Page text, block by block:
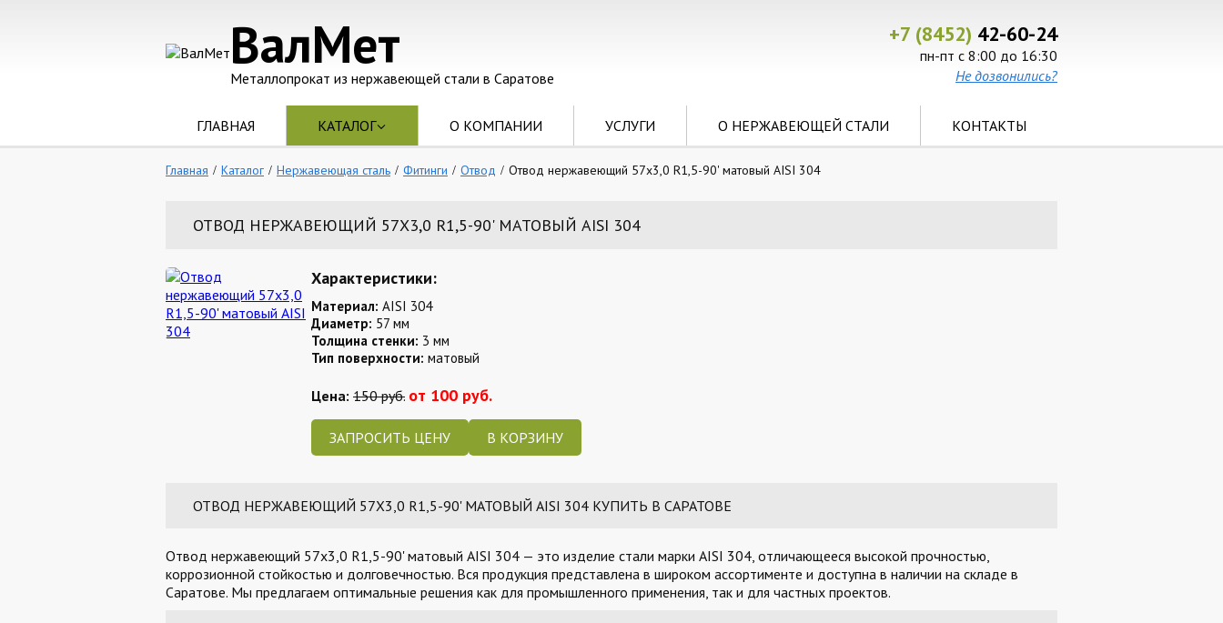
ВалМет
Металлопрокат из нержавеющей стали в Саратове
+7 (8452) 42-60-24
пн-пт с 8:00 до 16:30
Не дозвонились?
ГЛАВНАЯ КАТАЛОГ О КОМПАНИИ УСЛУГИ О НЕРЖАВЕЮЩЕЙ СТАЛИ КОНТАКТЫ
Главная Каталог Нержавеющая сталь Фитинги Отвод Отвод нержавеющий 57х3,0 R1,5-90' матовый AISI 304
ОТВОД НЕРЖАВЕЮЩИЙ 57Х3,0 R1,5-90' МАТОВЫЙ AISI 304
Характеристики:
Материал: AISI 304
Диаметр: 57 мм
Толщина стенки: 3 мм
Тип поверхности: матовый
Цена: 150 руб. от 100 руб.
ЗАПРОСИТЬ ЦЕНУ
ОТВОД НЕРЖАВЕЮЩИЙ 57Х3,0 R1,5-90' МАТОВЫЙ AISI 304 КУПИТЬ В САРАТОВЕ
Отвод нержавеющий 57х3,0 R1,5-90' матовый AISI 304 — это изделие стали марки AISI 304, отличающееся высокой прочностью,
коррозионной стойкостью и долговечностью. Вся продукция представлена в широком ассортименте и доступна в наличии на складе в
Саратове. Мы предлагаем оптимальные решения как для промышленного применения, так и для частных проектов.